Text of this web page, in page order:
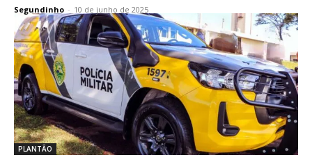
Segundinho - 10 de junho de 2025
PLANTÃO